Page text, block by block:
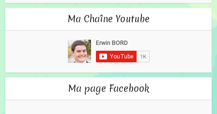
Ma Chaîne Youtube
Ma page Facebook